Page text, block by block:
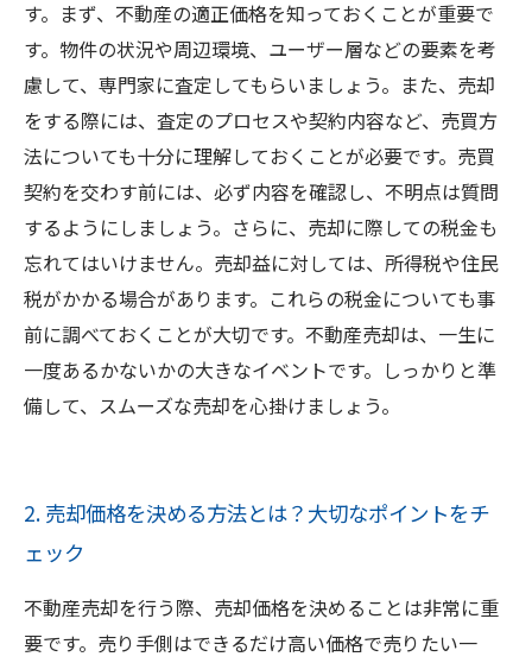
す。まず、不動産の適正価格を知っておくことが重要で
す。物件の状況や周辺環境、ユーザー層などの要素を考
慮して、専門家に査定してもらいましょう。また、売却
をする際には、査定のプロセスや契約内容など、売買方
法についても十分に理解しておくことが必要です。売買
契約を交わす前には、必ず内容を確認し、不明点は質問
するようにしましょう。さらに、売却に際しての税金も
忘れてはいけません。売却益に対しては、所得税や住民
税がかかる場合があります。これらの税金についても事
前に調べておくことが大切です。不動産売却は、一生に
一度あるかないかの大きなイベントです。しっかりと準
備して、スムーズな売却を心掛けましょう。
2. 売却価格を決める方法とは？大切なポイントをチ
ェック
不動産売却を行う際、売却価格を決めることは非常に重
要です。売り手側はできるだけ高い価格で売りたい一